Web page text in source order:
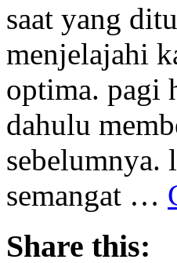
saat yang
menjelajahi
optima. pagi
dahulu
sebelumnya.
semangat …
Share this: